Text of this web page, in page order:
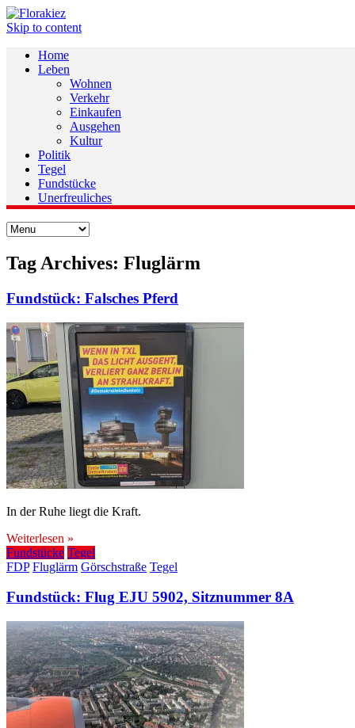
Skip to content
Home
Leben
Wohnen
Verkehr
Einkaufen
Ausgehen
Kultur
Politik
Tegel
Fundstücke
Unerfreuliches
Tag Archives: Fluglärm
Fundstück: Falsches Pferd
In der Ruhe liegt die Kraft.
Weiterlesen »
Fundstücke Tegel
FDP Fluglärm Görschstraße Tegel
Fundstück: Flug EJU 5902, Sitznummer 8A